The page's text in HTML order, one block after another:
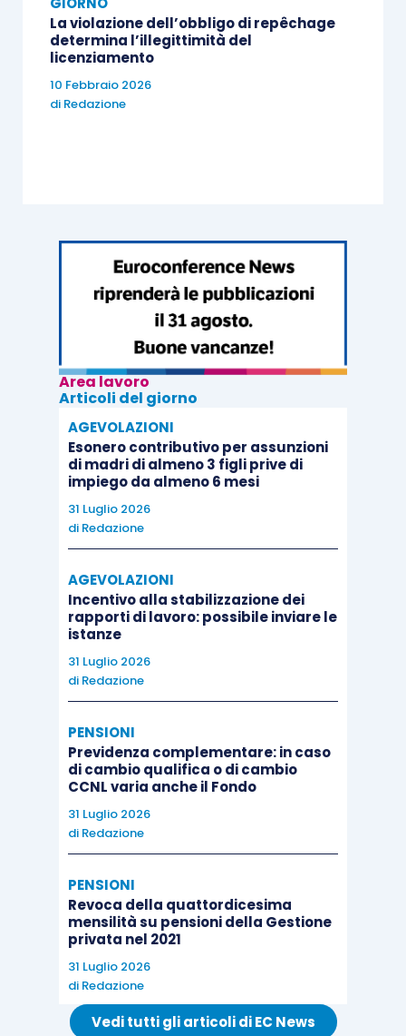
La violazione dell’obbligo di repêchage
determina l’illegittimità del
licenziamento
10 Febbraio 2026
di Redazione
Area lavoro
Articoli del giorno
AGEVOLAZIONI
Esonero contributivo per assunzioni
di madri di almeno 3 figli prive di
impiego da almeno 6 mesi
31 Luglio 2026
di Redazione
AGEVOLAZIONI
Incentivo alla stabilizzazione dei
rapporti di lavoro: possibile inviare le
istanze
31 Luglio 2026
di Redazione
PENSIONI
Previdenza complementare: in caso
di cambio qualifica o di cambio
CCNL varia anche il Fondo
31 Luglio 2026
di Redazione
PENSIONI
Revoca della quattordicesima
mensilità su pensioni della Gestione
privata nel 2021
31 Luglio 2026
di Redazione
Vedi tutti gli articoli di EC News